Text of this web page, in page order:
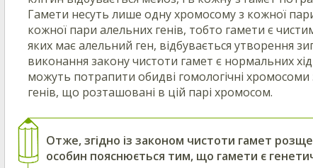
Гамети несуть лише одну хромосому з кожної
кожної пари алельних генів, тобто гамети є
яких має алельний ген, відбувається утворення
виконання закону чистоти гамет є нормальних
можуть потрапити обидві гомологічні
генів, що розташовані в цій парі хромосом.
Отже, згідно із законом чистоти гамет
особин пояснюється тим, що гамети є